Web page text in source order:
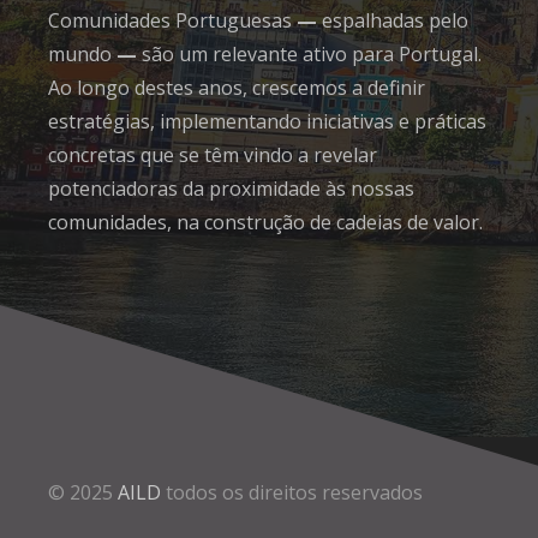
page
Comunidades Portuguesas—espalhadas pelo
mundo—são um relevante ativo para Portugal.
Ao longo destes anos, crescemos a definir
estratégias, implementando iniciativas e práticas
concretas que se têm vindo a revelar
potenciadoras da proximidade às nossas
comunidades, na construção de cadeias de valor.
© 2025 AILD todos os direitos reservados